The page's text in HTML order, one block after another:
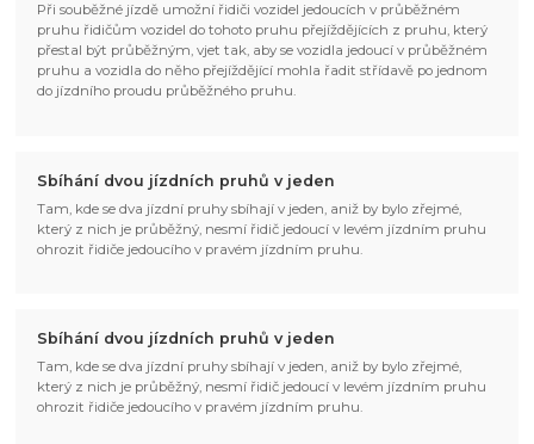
Při souběžné jízdě umožní řidiči vozidel jedoucích v průběžném
pruhu řidičům vozidel do tohoto pruhu přejíždějících z pruhu, který
přestal být průběžným, vjet tak, aby se vozidla jedoucí v průběžném
pruhu a vozidla do něho přejíždějící mohla řadit střídavě po jednom
do jízdního proudu průběžného pruhu.
Sbíhání dvou jízdních pruhů v jeden
Tam, kde se dva jízdní pruhy sbíhají v jeden, aniž by bylo zřejmé,
který z nich je průběžný, nesmí řidič jedoucí v levém jízdním pruhu
ohrozit řidiče jedoucího v pravém jízdním pruhu.
Sbíhání dvou jízdních pruhů v jeden
Tam, kde se dva jízdní pruhy sbíhají v jeden, aniž by bylo zřejmé,
který z nich je průběžný, nesmí řidič jedoucí v levém jízdním pruhu
ohrozit řidiče jedoucího v pravém jízdním pruhu.